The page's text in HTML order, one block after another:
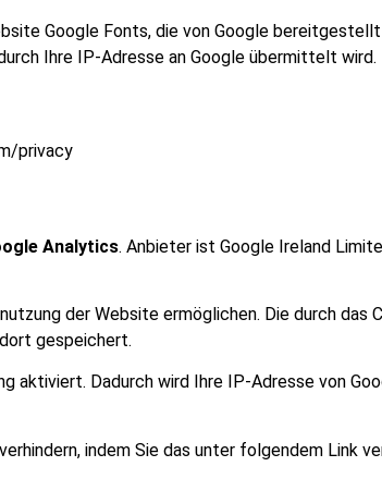
Google Fonts, die von Google
Ihre IP-Adresse an Google übermittelt wird.
privacy
Analytics. Anbieter ist Google Ireland
der Website ermöglichen. Die durch das
gespeichert.
aktiviert. Dadurch wird Ihre IP-Adresse von
indem Sie das unter folgendem Link